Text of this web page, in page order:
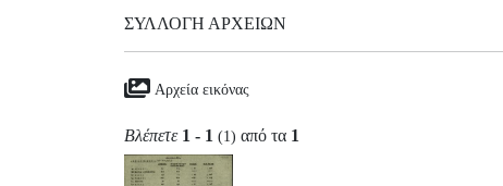
ΣΥΛΛΟΓΉ ΑΡΧΕΊΩΝ
Αρχεία εικόνας
Βλέπετε 1 - 1 (1) από τα 1